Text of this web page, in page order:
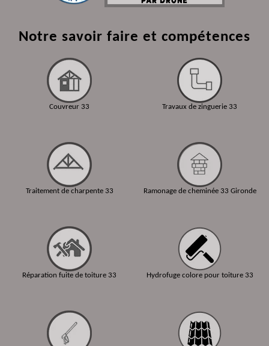
Notre savoir faire et compétences
Couvreur 33
Traitement de charpente 33
Réparation fuite de toiture 33
Travaux de zinguerie 33
Ramonage de cheminée 33 Gironde
Hydrofuge colore pour toiture 33